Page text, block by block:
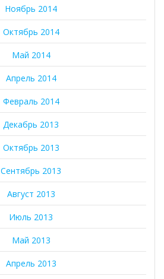
Ноябрь 2014
Октябрь 2014
Май 2014
Апрель 2014
Февраль 2014
Декабрь 2013
Октябрь 2013
Сентябрь 2013
Август 2013
Июль 2013
Май 2013
Апрель 2013